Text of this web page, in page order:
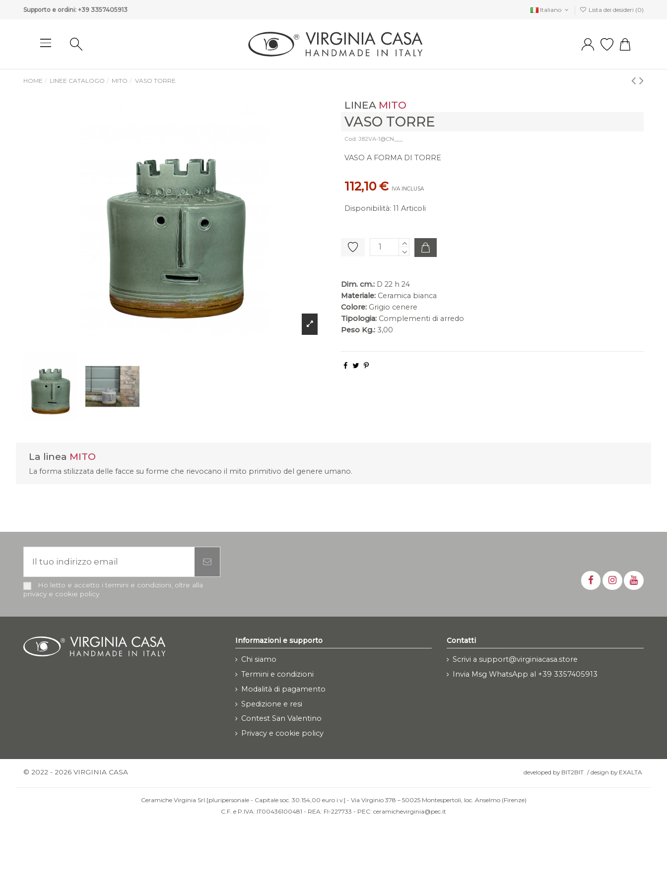
Supporto e ordini: +39 3357405913 Italiano Lista dei desideri (0)
HOME LINEE CATALOGO MITO VASO TORRE
LINEA MITO
VASO TORRE
Cod: J82VA-1@CN___
VASO A FORMA DI TORRE
112,10 € IVA INCLUSA
Disponibilità: 11 Articoli
Dim. cm.: D 22 h 24
Materiale: Ceramica bianca
Colore: Grigio cenere
Tipologia: Complementi di arredo
Peso Kg.: 3,00
La linea MITO
La forma stilizzata delle facce su forme che rievocano il mito primitivo del genere umano.
Ho letto e accetto i termini e condizioni, oltre alla
privacy e cookie policy
Informazioni e supporto
Chi siamo
Termini e condizioni
Modalità di pagamento
Spedizione e resi
Contest San Valentino
Privacy e cookie policy
Contatti
Scrivi a support@virginiacasa.store
Invia Msg WhatsApp al +39 3357405913
© 2022 - 2026 VIRGINIA CASA developed by BIT2BIT /design by EXALTA
Ceramiche Virginia Srl [pluripersonale - Capitale soc. 30.154,00 euro i.v.] - Via Virginio 378 – 50025 Montespertoli, loc. Anselmo (Firenze)
C.F. e P.IVA: IT00436100481 - REA: FI-227733 - PEC: ceramichevirginia@pec.it